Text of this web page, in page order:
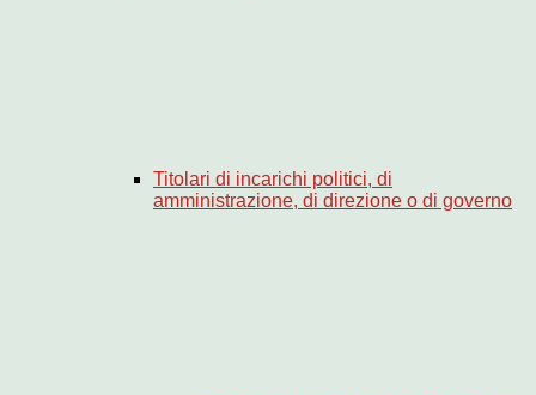
Titolari di incarichi politici, di
amministrazione, di direzione o di governo